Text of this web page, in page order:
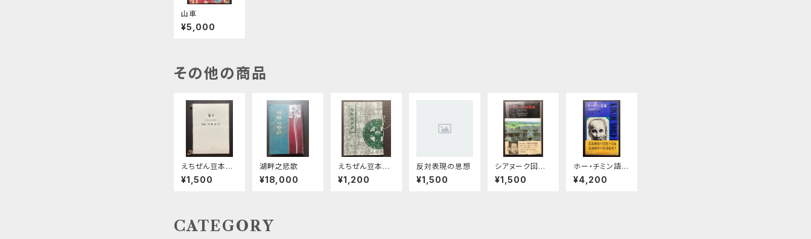
山車
¥5,000
その他の商品
えちぜん豆本N
o.20記念号 い
ろは短歌
¥1,500
湖畔之悲歌
¥18,000
えちぜん豆本第1
6号 韃靼漂流
譚
¥1,200
反対表現の思想
¥1,500
シアヌーク回想
録 戦争…そし
て希望
¥1,500
ホー・チミン語
録 民族解放の
ために
¥4,200
CATEGORY